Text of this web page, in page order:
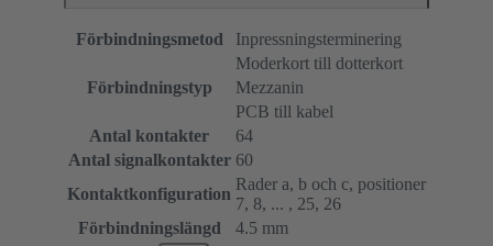
Förbindningsmetod Inpressningsterminering
Förbindningstyp
Moderkort till dotterkort
Mezzanin
PCB till kabel
Antal kontakter
64
Antal signalkontakter 60
Kontaktkonfiguration
Rader a, b och c, positioner
7, 8, ... , 25, 26
Förbindningslängd
4.5 mm